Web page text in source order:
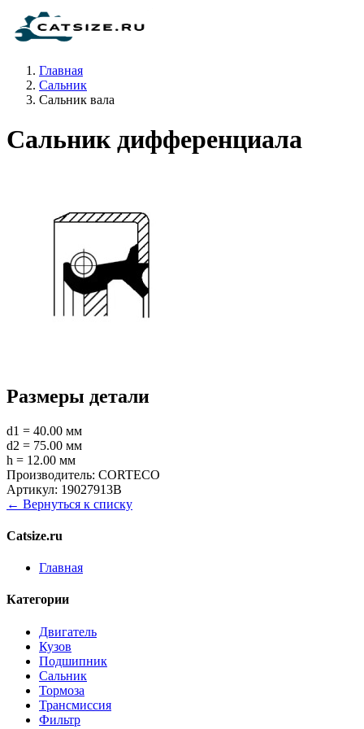
Главная
Сальник
Сальник вала
Сальник дифференциала
Размеры детали
d1 = 40.00 мм
d2 = 75.00 мм
h = 12.00 мм
Производитель: CORTECO
Артикул: 19027913B
← Вернуться к списку
Catsize.ru
Главная
Категории
Двигатель
Кузов
Подшипник
Сальник
Тормоза
Трансмиссия
Фильтр